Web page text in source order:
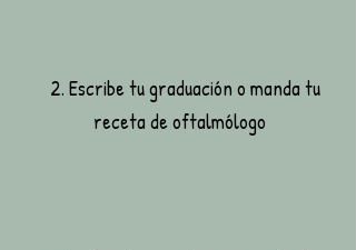
2. Escribe tu graduación o manda tu
receta de oftalmólogo